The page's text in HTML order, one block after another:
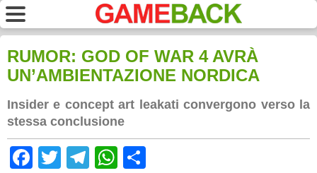
RUMOR: GOD OF WAR 4 AVRÀ
UN’AMBIENTAZIONE NORDICA
Insider e concept art leakati convergono verso la
stessa conclusione
Facebook
TwitterTelegram
WhatsApp